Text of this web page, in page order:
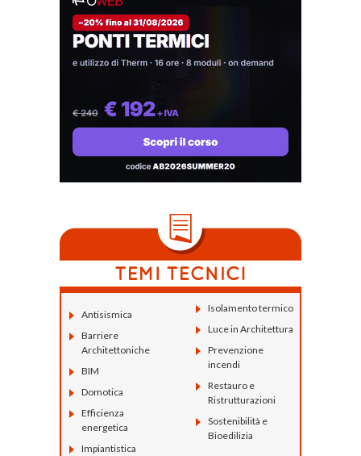
Antisismica
Barriere
Architettoniche
BIM
Domotica
Efficienza
energetica
Impiantistica
Isolamento termico
Luce in Architettura
Prevenzione
incendi
Restauro e
Ristrutturazioni
Sostenibilità e
Bioedilizia